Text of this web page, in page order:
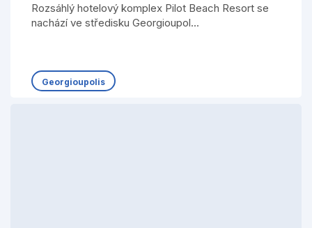
Rozsáhlý hotelový komplex Pilot Beach Resort se
nachází ve středisku Georgioupol...
Georgioupolis